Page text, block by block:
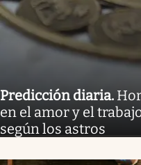
Predicción diaria.
en el amor y el
según los astros